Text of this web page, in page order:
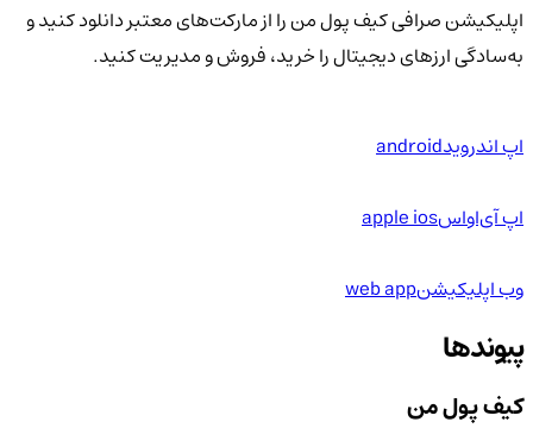
اپلیکیشن صرافی کیف پول من را از مارکت‌های معتبر دانلود کنید و
به‌سادگی ارزهای دیجیتال را خرید، فروش و مدیریت کنید.
اپ اندرویدandroid
اپ آی‌او‌اسapple ios
وب اپلیکیشنweb app
پیوندها
کیف پول من